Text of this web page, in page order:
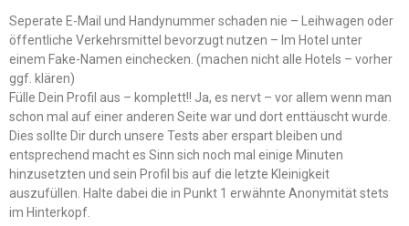
Seperate E-Mail und Handynummer schaden nie – Leihwagen oder
öffentliche Verkehrsmittel bevorzugt nutzen – Im Hotel unter
einem Fake-Namen einchecken. (machen nicht alle Hotels – vorher
ggf. klären)
Fülle Dein Profil aus – komplett!! Ja, es nervt – vor allem wenn man
schon mal auf einer anderen Seite war und dort enttäuscht wurde.
Dies sollte Dir durch unsere Tests aber erspart bleiben und
entsprechend macht es Sinn sich noch mal einige Minuten
hinzusetzten und sein Profil bis auf die letzte Kleinigkeit
auszufüllen. Halte dabei die in Punkt 1 erwähnte Anonymität stets
im Hinterkopf.